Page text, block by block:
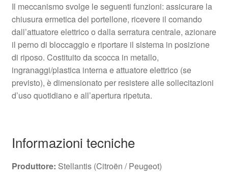
Il meccanismo svolge le seguenti funzioni: assicurare la
chiusura ermetica del portellone, ricevere il comando
dall’attuatore elettrico o dalla serratura centrale, azionare
il perno di bloccaggio e riportare il sistema in posizione
di riposo. Costituito da scocca in metallo,
ingranaggi/plastica interna e attuatore elettrico (se
previsto), è dimensionato per resistere alle sollecitazioni
d’uso quotidiano e all’apertura ripetuta.
Informazioni tecniche
Produttore: Stellantis (Citroën / Peugeot)